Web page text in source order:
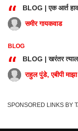
“
BLOG | एक आर्त
समीर गायकवाड
BLOG
“
BLOG | खरंतर त्याला
राहुल पुंडे, एबीपी
SPONSORED LINKS BY